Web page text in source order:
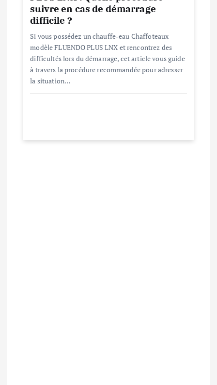
suivre en cas de démarrage
difficile ?
Si vous possédez un chauffe-eau Chaffoteaux
modèle FLUENDO PLUS LNX et rencontrez des
difficultés lors du démarrage, cet article vous guide
à travers la procédure recommandée pour adresser
la situation…